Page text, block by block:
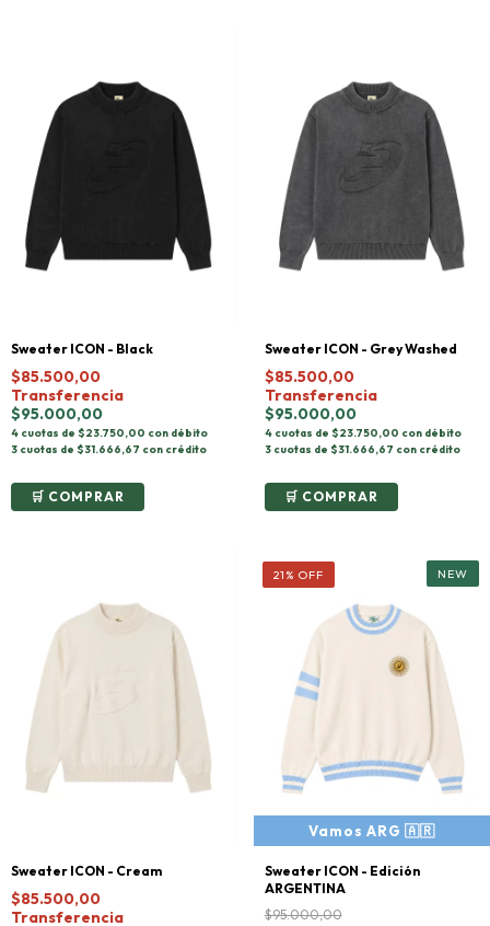
Sweater ICON - Black
$85.500,00
Transferencia
$95.000,00
4 cuotas de $23.750,00 con débito
3 cuotas de $31.666,67 con crédito
COMPRAR
Sweater ICON - Grey Washed
$85.500,00
Transferencia
$95.000,00
4 cuotas de $23.750,00 con débito
3 cuotas de $31.666,67 con crédito
COMPRAR
Sweater ICON - Cream
$85.500,00
Transferencia
21 % OFF
Sweater ICON - Edición
ARGENTINA
$95.000,00